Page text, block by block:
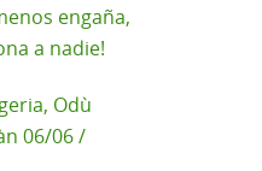
engaña,
a nadie!
Odù
06/06 /